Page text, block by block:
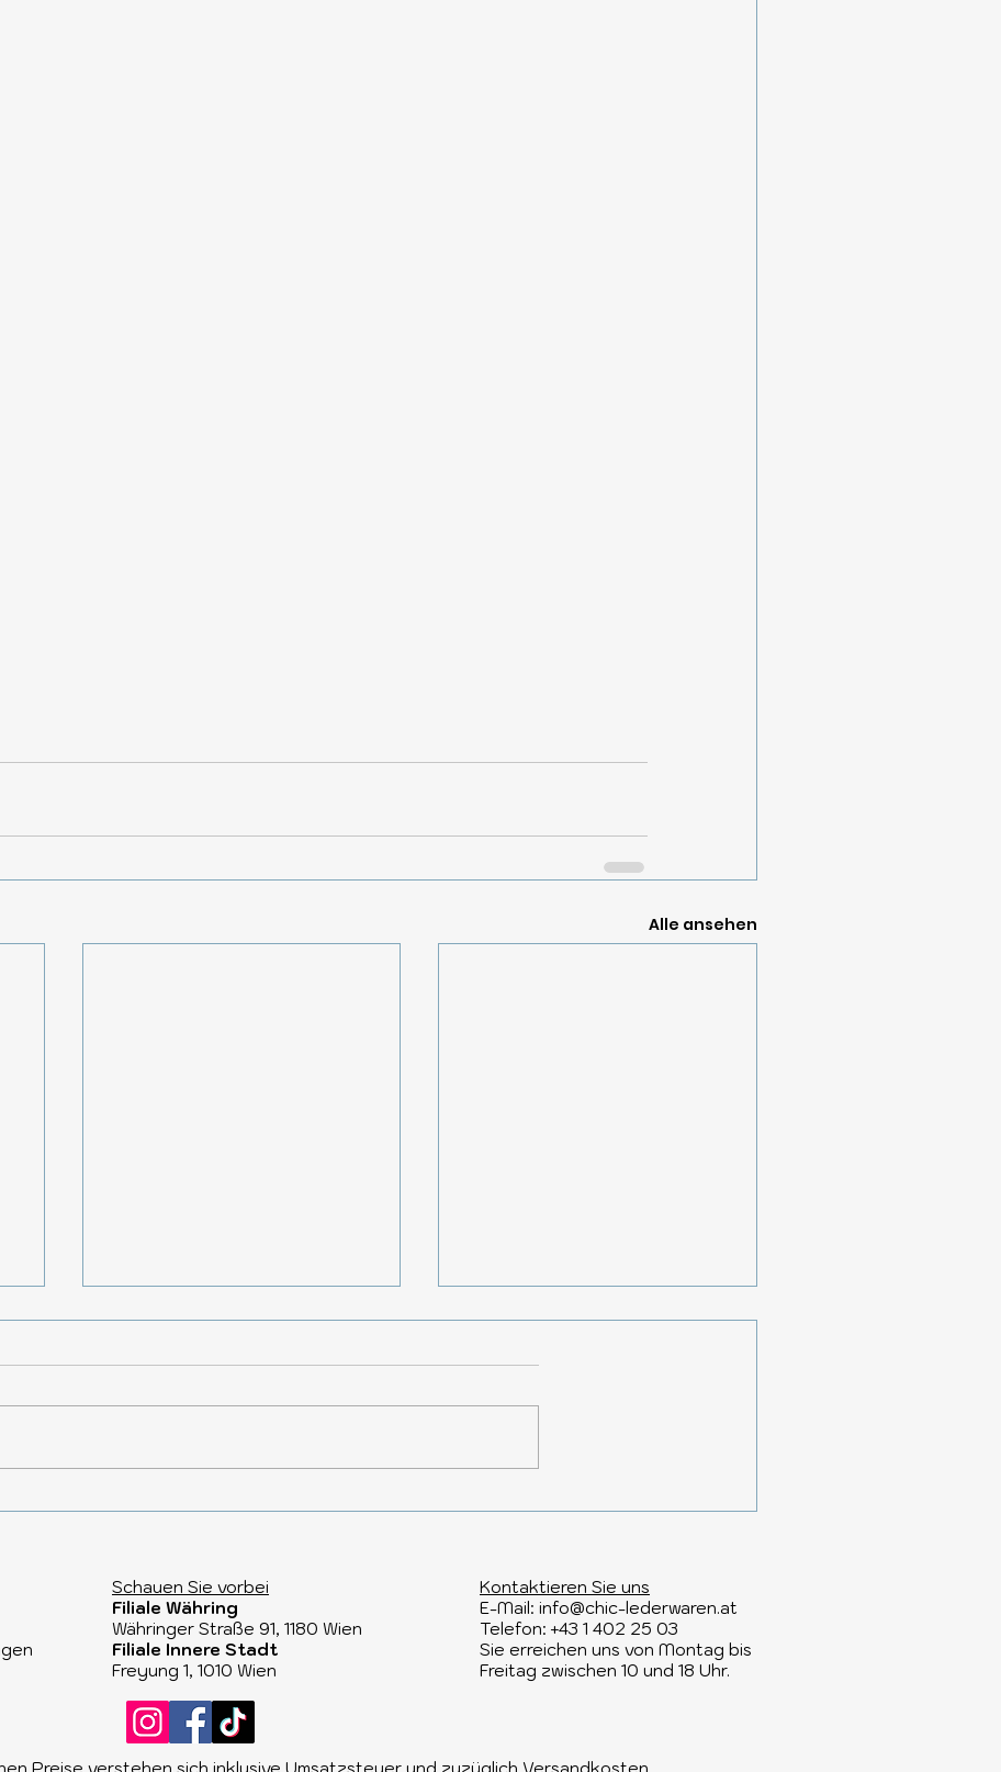
Alle ansehen
REMEMBER® –
LOT83 – Taschen mit
Schauen Sie vorbei​
Filiale Währing
Währinger Straße 91, 1180 Wien​
Filiale Innere Stadt
Freyung 1, 1010 Wien
Kontaktieren Sie uns​
E-Mail: info@chic-lederwaren.at
Telefon: +43 1 402 25 03​
Sie erreichen uns von Montag bis
Freitag zwischen 10 und 18 Uhr.